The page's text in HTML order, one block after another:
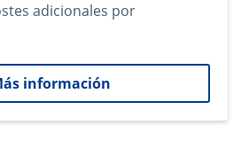
adicionales por
información